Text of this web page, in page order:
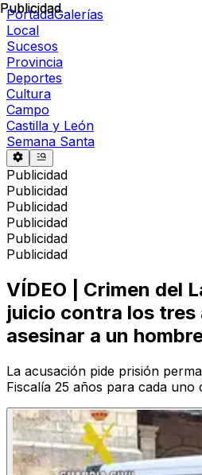
PortadaGalerías
Local
Sucesos
Provincia
Deportes
Cultura
Campo
Castilla y León
Semana Santa
Publicidad
Publicidad
Publicidad
Publicidad
Publicidad
Publicidad
Publicidad
VÍDEO | Crimen del
juicio contra los tres
asesinar a un
La acusación pide prisión
Fiscalía 25 años para cada uno
Publicidad